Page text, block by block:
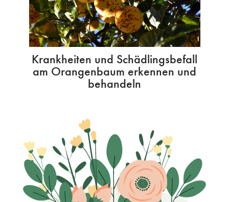
Krankheiten und Schädlingsbefall
am Orangenbaum erkennen und
behandeln